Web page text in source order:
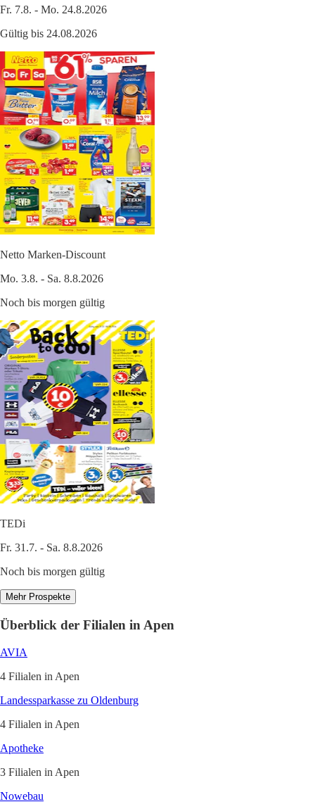
Fr. 7.8. - Mo. 24.8.2026
Gültig bis 24.08.2026
Netto Marken-Discount
Mo. 3.8. - Sa. 8.8.2026
Noch bis morgen gültig
TEDi
Fr. 31.7. - Sa. 8.8.2026
Noch bis morgen gültig
Mehr Prospekte
Überblick der Filialen in Apen
AVIA
4 Filialen in Apen
Landessparkasse zu Oldenburg
4 Filialen in Apen
Apotheke
3 Filialen in Apen
Nowebau